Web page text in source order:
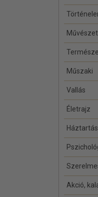
Műszaki
Vallás
Életrajz
Akció,